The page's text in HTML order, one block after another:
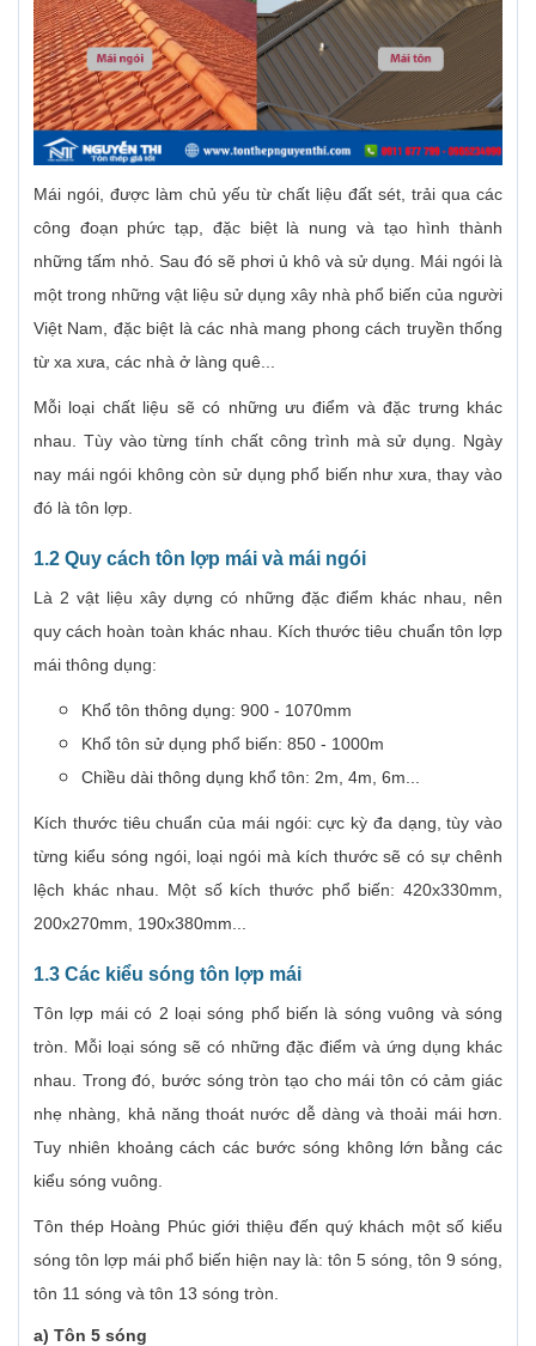
Mái ngói, được làm chủ yếu từ chất liệu đất sét, trải qua các
công đoạn phức tạp, đặc biệt là nung và tạo hình thành
những tấm nhỏ. Sau đó sẽ phơi ủ khô và sử dụng. Mái ngói là
một trong những vật liệu sử dụng xây nhà phổ biến của người
Việt Nam, đặc biệt là các nhà mang phong cách truyền thống
từ xa xưa, các nhà ở làng quê...
Mỗi loại chất liệu sẽ có những ưu điểm và đặc trưng khác
nhau. Tùy vào từng tính chất công trình mà sử dụng. Ngày
nay mái ngói không còn sử dụng phổ biến như xưa, thay vào
đó là tôn lợp.
1.2 Quy cách tôn lợp mái và mái ngói
Là 2 vật liệu xây dựng có những đặc điểm khác nhau, nên
quy cách hoàn toàn khác nhau. Kích thước tiêu chuẩn tôn lợp
mái thông dụng:
Khổ tôn thông dụng: 900 - 1070mm
Khổ tôn sử dụng phổ biến: 850 - 1000m
Chiều dài thông dụng khổ tôn: 2m, 4m, 6m...
Kích thước tiêu chuẩn của mái ngói: cực kỳ đa dạng, tùy vào
từng kiểu sóng ngói, loại ngói mà kích thước sẽ có sự chênh
lệch khác nhau. Một số kích thước phổ biến: 420x330mm,
200x270mm, 190x380mm...
1.3 Các kiểu sóng tôn lợp mái
Tôn lợp mái có 2 loại sóng phổ biến là sóng vuông và sóng
tròn. Mỗi loại sóng sẽ có những đặc điểm và ứng dụng khác
nhau. Trong đó, bước sóng tròn tạo cho mái tôn có cảm giác
nhẹ nhàng, khả năng thoát nước dễ dàng và thoải mái hơn.
Tuy nhiên khoảng cách các bước sóng không lớn bằng các
kiểu sóng vuông.
Tôn thép Hoàng Phúc giới thiệu đến quý khách một số kiểu
sóng tôn lợp mái phổ biến hiện nay là: tôn 5 sóng, tôn 9 sóng,
tôn 11 sóng và tôn 13 sóng tròn.
a) Tôn 5 sóng